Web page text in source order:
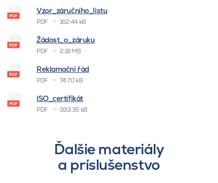
Vzor_záručního_listu
PDF 162.44 kB
Žádost_o_záruku
PDF 2.18 MB
Reklamační řád
PDF 74.70 kB
ISO_certifikát
PDF 333.35 kB
Ďalšie materiály
a príslušenstvo